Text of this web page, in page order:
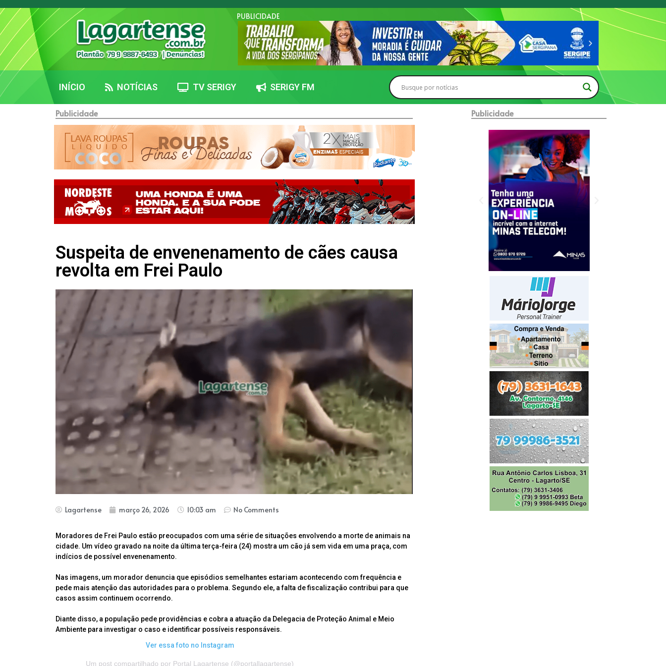
PUBLICIDADE
INÍCIO NOTÍCIAS TV SERIGY SERIGY FM
Publicidade
Suspeita de envenenamento de cães causa
revolta em Frei Paulo
Lagartense março 26, 2026 10:03 am No Comments
Moradores de Frei Paulo estão preocupados com uma série de situações envolvendo a morte de animais na
cidade. Um vídeo gravado na noite da última terça-feira (24) mostra um cão já sem vida em uma praça, com
indícios de possível envenenamento.
Nas imagens, um morador denuncia que episódios semelhantes estariam acontecendo com frequência e
pede mais atenção das autoridades para o problema. Segundo ele, a falta de fiscalização contribui para que
casos assim continuem ocorrendo.
Diante disso, a população pede providências e cobra a atuação da Delegacia de Proteção Animal e Meio
Ambiente para investigar o caso e identificar possíveis responsáveis.
Ver essa foto no Instagram
Um post compartilhado por Portal Lagartense (@portallagartense)
Publicidade